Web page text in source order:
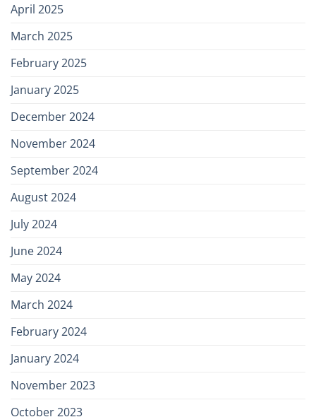
April 2025
March 2025
February 2025
January 2025
December 2024
November 2024
September 2024
August 2024
July 2024
June 2024
May 2024
March 2024
February 2024
January 2024
November 2023
October 2023